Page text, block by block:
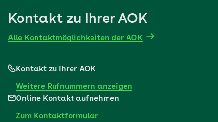
Kontakt zu Ihrer AOK
Alle Kontaktmöglichkeiten der AOK
Kontakt zu Ihrer AOK
Weitere Rufnummern anzeigen
Online Kontakt aufnehmen
Zum Kontaktformular